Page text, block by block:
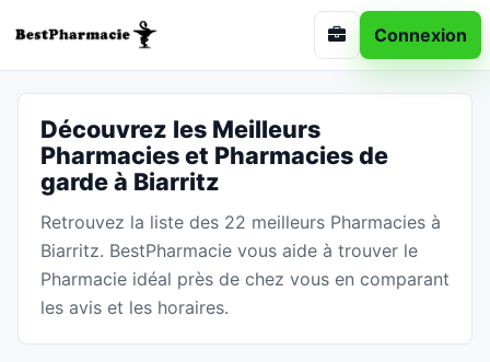
Connexion
Découvrez les Meilleurs
Pharmacies et Pharmacies de
garde à Biarritz
Retrouvez la liste des 22 meilleurs Pharmacies à
Biarritz. BestPharmacie vous aide à trouver le
Pharmacie idéal près de chez vous en comparant
les avis et les horaires.